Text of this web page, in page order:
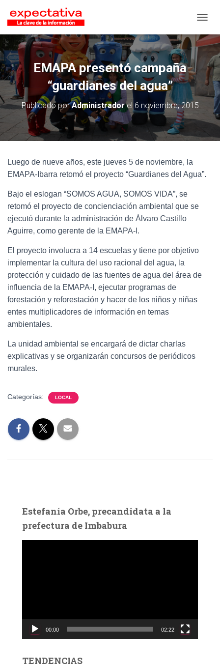
EMAPA presentó campaña
“guardianes del agua”
Publicado porAdministradorel 6 noviembre, 2015
Luego de nueve años, este jueves 5 de noviembre, la
EMAPA-Ibarra retomó el proyecto “Guardianes del Agua”.
Bajo el eslogan “SOMOS AGUA, SOMOS VIDA”, se
retomó el proyecto de concienciación ambiental que se
ejecutó durante la administración de Álvaro Castillo
Aguirre, como gerente de la EMAPA-I.
El proyecto involucra a 14 escuelas y tiene por objetivo
implementar la cultura del uso racional del agua, la
protección y cuidado de las fuentes de agua del área de
influencia de la EMAPA-I, ejecutar programas de
forestación y reforestación y hacer de los niños y niñas
entes multiplicadores de información en temas
ambientales.
La unidad ambiental se encargará de dictar charlas
explicativas y se organizarán concursos de periódicos
murales.
Categorías: LOCAL
Estefanía Orbe, precandidata a la
prefectura de Imbabura
c
d
00:00 02:22
TENDENCIAS